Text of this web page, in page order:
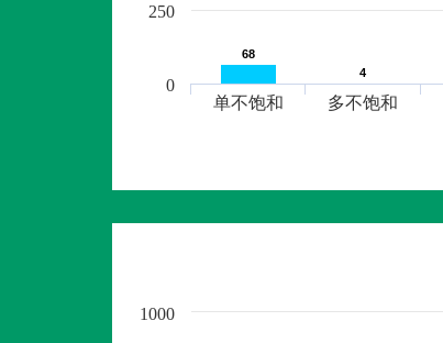
68
68
4
4
单不饱和 多不饱和
0
250
1000